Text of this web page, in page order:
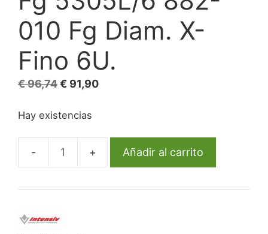
010 Fg Diam. X-
Fino 6U.
€96,74El
original
€ 96,74.
€ 91,90El
€ 91,90.
Hay existencias
882-
Añadir al carrito